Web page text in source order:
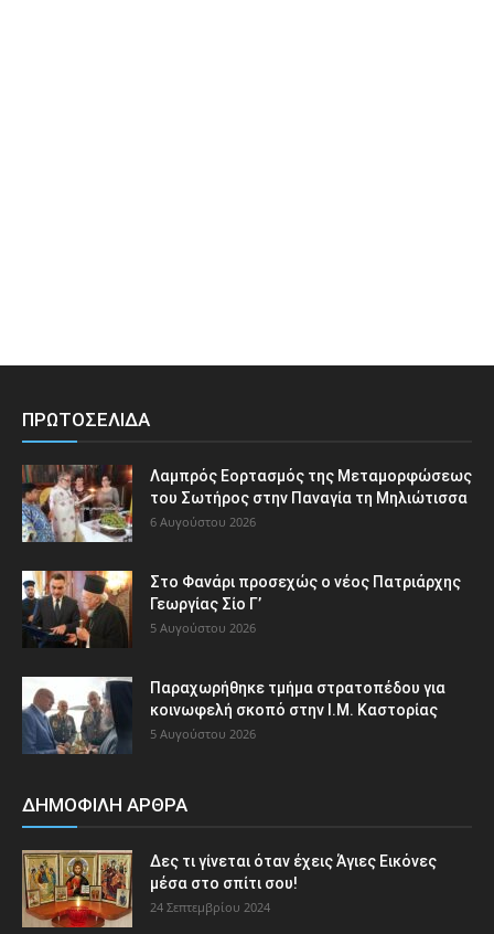
ΠΡΩΤΟΣΕΛΙΔΑ
Λαμπρός Εορτασμός της Μεταμορφώσεως
του Σωτήρος στην Παναγία τη Μηλιώτισσα
6 Αυγούστου 2026
Στο Φανάρι προσεχώς ο νέος Πατριάρχης
Γεωργίας Σίο Γ’
5 Αυγούστου 2026
Παραχωρήθηκε τμήμα στρατοπέδου για
κοινωφελή σκοπό στην Ι.Μ. Καστορίας
5 Αυγούστου 2026
ΔΗΜΟΦΙΛΗ ΑΡΘΡΑ
Δες τι γίνεται όταν έχεις Άγιες Εικόνες
μέσα στο σπίτι σου!
24 Σεπτεμβρίου 2024